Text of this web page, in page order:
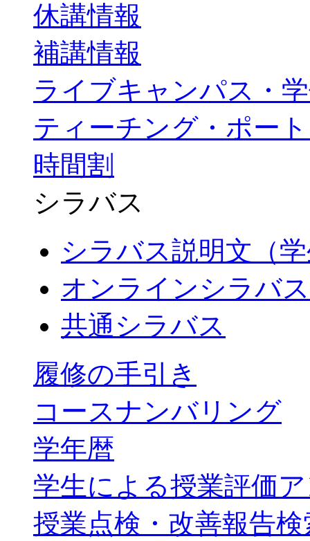
休講情報
補講情報
ライブキャンパス・
ティーチング・ポー
時間割
シラバス
シラバス説明文（
オンラインシラバス
共通シラバス
履修の手引き
コースナンバリング
学年暦
学生による授業評価
授業点検・改善報告検